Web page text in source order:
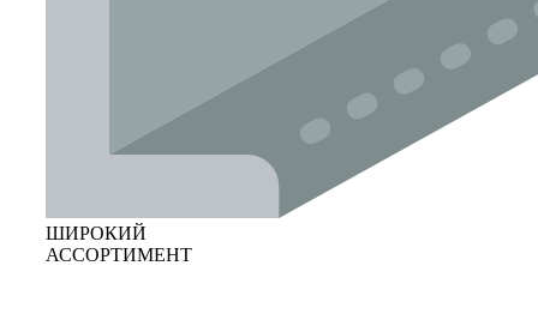
ШИРОКИЙ
АССОРТИМЕНТ